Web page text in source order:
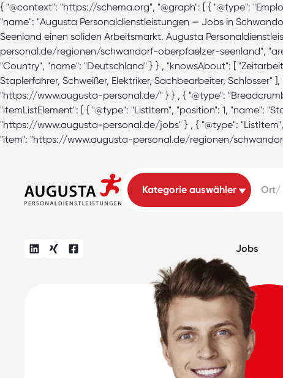
{ "@context": "https://schema.org", "@graph": [ { "@type":
"name": "Augusta Personaldienstleistungen — Jobs in
Seenland einen soliden Arbeitsmarkt. Augusta
personal.de/regionen/schwandorf-oberpfaelzer-seenland",
"Country", "name": "Deutschland" } } , "knowsAbout": [
Staplerfahrer, Schweißer, Elektriker, Sachbearbeiter,
"https://www.augusta-personal.de/" } } , { "@type":
"itemListElement": [ { "@type": "ListItem", "position": 1, "name":
"https://www.augusta-personal.de/jobs" } , { "@type":
"item": "https://www.augusta-personal.de/regionen/
Jobs